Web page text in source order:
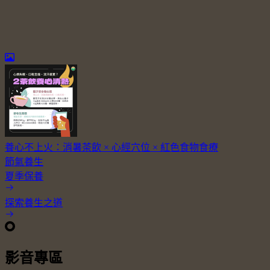
養心不上火：消暑茶飲 × 心經穴位 × 紅色食物食療
節氣養生
夏季保養
探索養生之道
影音專區